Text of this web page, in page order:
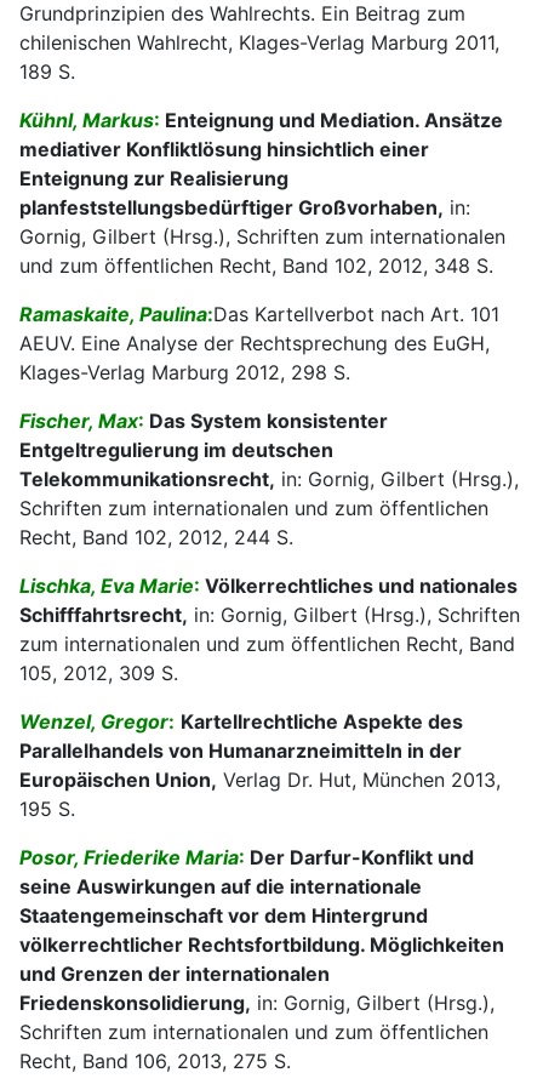
Grundprinzipien des Wahlrechts. Ein Beitrag zum
chilenischen Wahlrecht, Klages-Verlag Marburg 2011,
189 S.
Kühnl, Markus: Enteignung und Mediation. Ansätze
mediativer Konfliktlösung hinsichtlich einer
Enteignung zur Realisierung
planfeststellungsbedürftiger Großvorhaben, in:
Gornig, Gilbert (Hrsg.), Schriften zum internationalen
und zum öffentlichen Recht, Band 102, 2012, 348 S.
Ramaskaite, Paulina:Das Kartellverbot nach Art. 101
AEUV. Eine Analyse der Rechtsprechung des EuGH,
Klages-Verlag Marburg 2012, 298 S.
Fischer, Max: Das System konsistenter
Entgeltregulierung im deutschen
Telekommunikationsrecht, in: Gornig, Gilbert (Hrsg.),
Schriften zum internationalen und zum öffentlichen
Recht, Band 102, 2012, 244 S.
Lischka, Eva Marie: Völkerrechtliches und nationales
Schifffahrtsrecht, in: Gornig, Gilbert (Hrsg.), Schriften
zum internationalen und zum öffentlichen Recht, Band
105, 2012, 309 S.
Wenzel, Gregor: Kartellrechtliche Aspekte des
Parallelhandels von Humanarzneimitteln in der
Europäischen Union, Verlag Dr. Hut, München 2013,
195 S.
Posor, Friederike Maria: Der Darfur-Konflikt und
seine Auswirkungen auf die internationale
Staatengemeinschaft vor dem Hintergrund
völkerrechtlicher Rechtsfortbildung. Möglichkeiten
und Grenzen der internationalen
Friedenskonsolidierung, in: Gornig, Gilbert (Hrsg.),
Schriften zum internationalen und zum öffentlichen
Recht, Band 106, 2013, 275 S.